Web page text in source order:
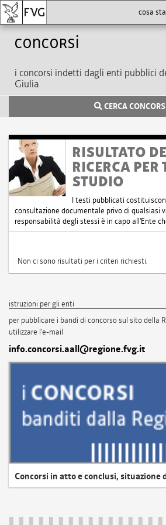
Concorsi
i concorsi indetti dagli enti pubblici
Giulia
CERCA
RISULTATO
RICERCA
STUDIO
I testi pubblicati
consultazione documentale privo di qualsiasi
responsabilità degli stessi è in capo all'Ente
Non ci sono risultati per i criteri richiesti.
istruzioni per gli enti
per pubblicare i bandi di concorso sul sito della
utilizzare l'e-mail
info.concorsi.aall@regione.fvg.it
Concorsi in atto e conclusi, situazione